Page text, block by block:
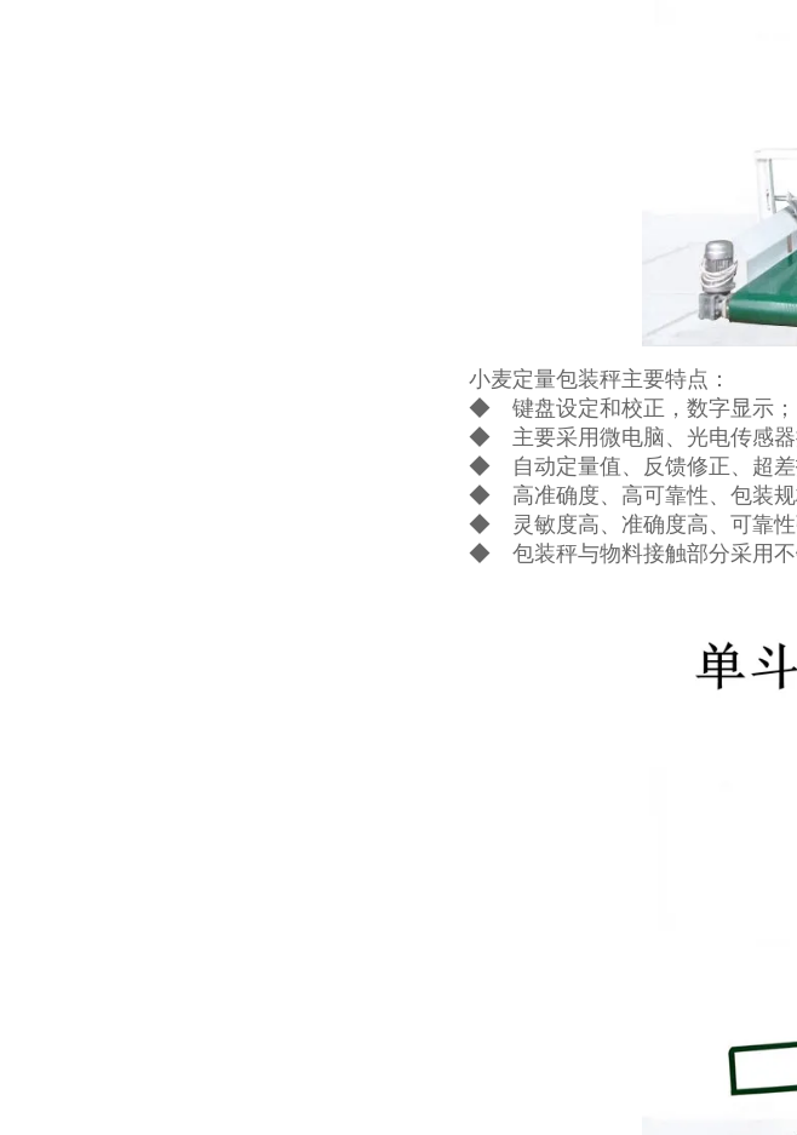
小麦定量包装秤主要特点：
◆ 键盘设定和校正，数字显示；
◆ 主要采用微电脑、光电传感器
◆ 自动定量值、反馈修正、超差
◆ 高准确度、高可靠性、包装规
◆ 灵敏度高、准确度高、可靠性
◆ 包装秤与物料接触部分采用不